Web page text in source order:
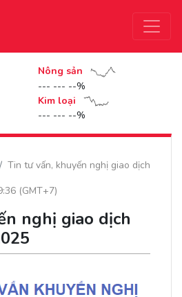
Nông sản
--- --- --%
Kim loại
--- --- --%
Tin tư vấn, khuyến nghị giao dịch
(GMT+7)
nghị giao dịch